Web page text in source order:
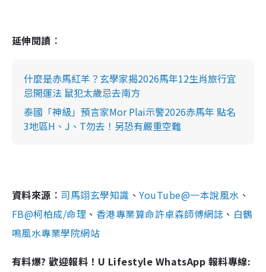
延伸閱讀︰
什麼是赤馬紅羊？玄學家揭2026馬年12生肖旅行宜
忌開運法 鼠犯太歲忌去南方
泰國「神級」預言家Mor Plai示警2026赤馬年 點名
3地區H、J、T勿去！另恐有嚴重空難
資料來源︰ 司馬翊玄學知識 、YouTube@一本說風水 、
FB@柯柏成/命理 、 香港專業算命許卓森師傅網誌 、 白鶴
鳴風水專業學院網站
有料爆? 歡迎報料！U Lifestyle WhatsApp 報料專線: